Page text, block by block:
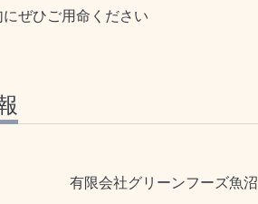
ぜひご用命ください
有限会社グリーンフーズ魚沼